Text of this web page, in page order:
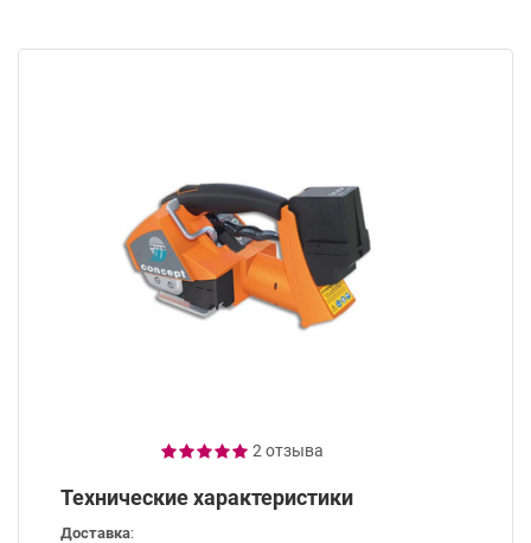
2 отзыва
Технические характеристики
Доставка: